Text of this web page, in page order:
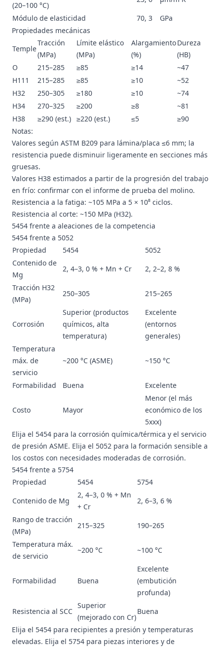
(20–100 °C)
Módulo de elasticidad
70, 3
GPa
Propiedades mecánicas
Temple
Tracción
(MPa)
Límite elástico
(MPa)
Alargamiento
(%)
Dureza
(HB)
O
215–285 ≥85 ≥14
~47
H111
215–285 ≥85 ≥10
~52
H32
250–305 ≥180 ≥10
~74
H34
270–325 ≥200 ≥8
~81
H38
≥290 (est.) ≥220 (est.) ≤5
≥90
Notas:
Valores según ASTM B209 para lámina/placa ≤6 mm; la
resistencia puede disminuir ligeramente en secciones más
gruesas.
Valores H38 estimados a partir de la progresión del trabajo
en frío: confirmar con el informe de prueba del molino.
Resistencia a la fatiga: ~105 MPa a 5 × 10⁸ ciclos.
Resistencia al corte: ~150 MPa (H32).
5454 frente a aleaciones de la competencia
5454 frente a 5052
Propiedad
5454
5052
Contenido de
Mg
2, 4–3, 0 % + Mn + Cr
2, 2–2, 8 %
Tracción H32
(MPa)
250–305 215–265
Corrosión
Superior (productos
químicos, alta
temperatura)
Excelente
(entornos
generales)
Temperatura
máx. de
servicio
~200 °C (ASME) ~150 °C
Formabilidad Buena Excelente
Costo Mayor
Menor (el más
económico de los
5xxx)
Elija el 5454 para la corrosión química/térmica y el servicio
de presión ASME. Elija el 5052 para la formación sensible a
los costos con necesidades moderadas de corrosión.
5454 frente a 5754
Propiedad
5454
5754
Contenido de Mg
2, 4–3, 0 % + Mn
+ Cr
2, 6–3, 6 %
Rango de tracción
(MPa)
215–325
190–265
Temperatura máx.
de servicio
~200 °C ~100 °C
Formabilidad Buena
Excelente
(embutición
profunda)
Resistencia al SCC
Superior
(mejorado con Cr)
Buena
Elija el 5454 para recipientes a presión y temperaturas
elevadas. Elija el 5754 para piezas interiores y de